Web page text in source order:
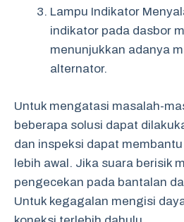
Lampu Indikator
indikator pada dasbor
menunjukkan adanya
alternator.
Untuk mengatasi masalah-
beberapa solusi dapat
dan inspeksi dapat
lebih awal. Jika suara berisik
pengecekan pada bantalan
Untuk kegagalan mengisi